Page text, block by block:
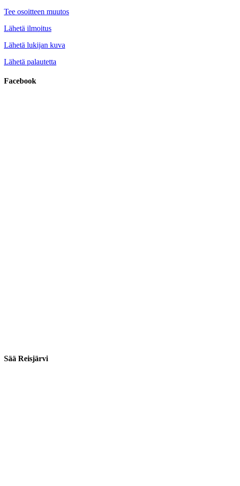
Tee osoitteen muutos
Lähetä ilmoitus
Lähetä lukijan kuva
Lähetä palautetta
Facebook
Sää Reisjärvi